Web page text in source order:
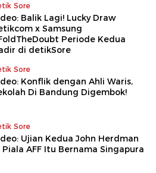
Sore
Balik Lagi! Lucky Draw
x Samsung
Periode Kedua
di detikSore
Sore
Konflik dengan Ahli Waris,
Di Bandung Digembok!
Sore
Ujian Kedua John Herdman
Piala AFF Itu Bernama Singapura